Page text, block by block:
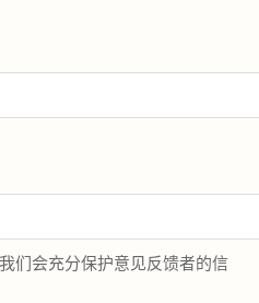
们会充分保护意见反馈者的信